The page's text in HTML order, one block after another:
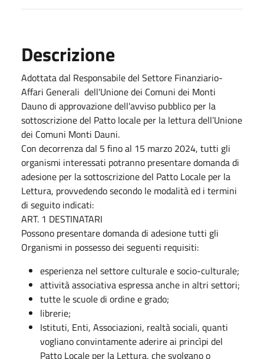
Descrizione
Adottata dal Responsabile del Settore Finanziario-
Affari Generali dell'Unione dei Comuni dei Monti
Dauno di approvazione dell'avviso pubblico per la
sottoscrizione del Patto locale per la lettura dell’Unione
dei Comuni Monti Dauni.
Con decorrenza dal 5 fino al 15 marzo 2024, tutti gli
organismi interessati potranno presentare domanda di
adesione per la sottoscrizione del Patto Locale per la
Lettura, provvedendo secondo le modalità ed i termini
di seguito indicati:
ART. 1 DESTINATARI
Possono presentare domanda di adesione tutti gli
Organismi in possesso dei seguenti requisiti:
esperienza nel settore culturale e socio-culturale;
attività associativa espressa anche in altri settori;
tutte le scuole di ordine e grado;
librerie;
Istituti, Enti, Associazioni, realtà sociali, quanti
vogliano convintamente aderire ai princìpi del
Patto Locale per la Lettura, che svolgano o